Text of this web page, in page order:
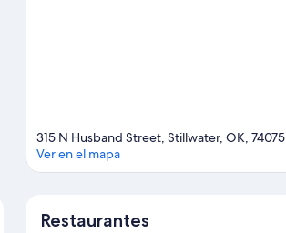
315 N Husband Street, Stillwater, OK, 74075
Ver en el mapa
Restaurantes